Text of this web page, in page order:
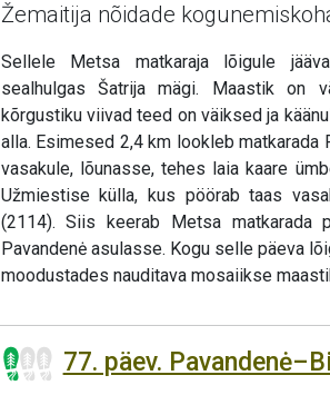
Žemaitija nõidade
Sellele Metsa matkaraja lõigule
sealhulgas Šatrija mägi. Maastik on
kõrgustiku viivad teed on väiksed ja
alla. Esimesed 2,4 km lookleb matkarada
vasakule, lõunasse, tehes laia kaare
Užmiestise külla, kus pöörab taas
(2114). Siis keerab Metsa matkarada
Pavandenė asulasse. Kogu selle päeva
moodustades nauditava mosaiikse
77. päev.